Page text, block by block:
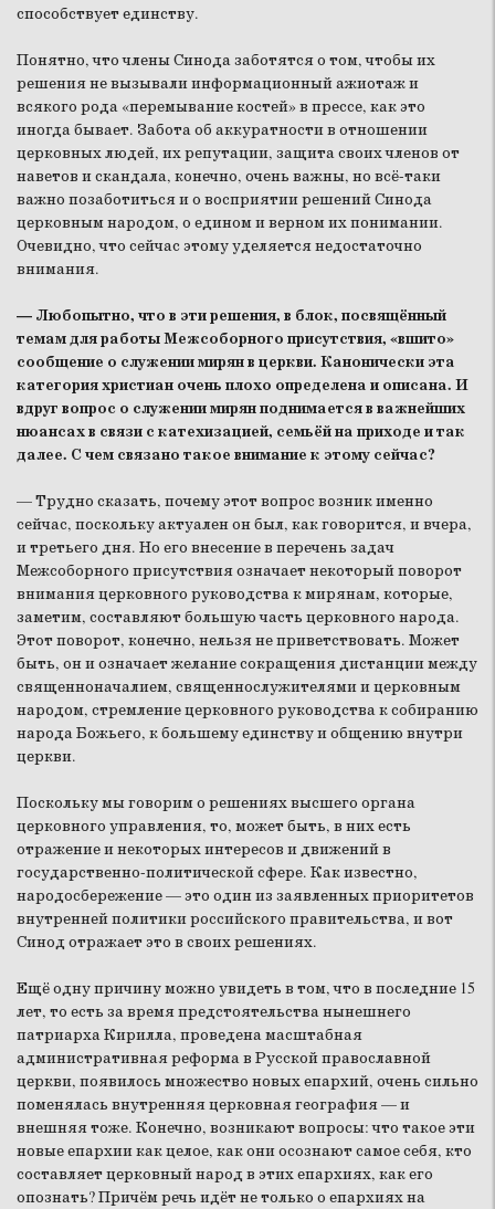
способствует единству.
Понятно, что члены Синода заботятся о том, чтобы их
решения не вызывали информационный ажиотаж и
всякого рода «перемывание костей» в прессе, как это
иногда бывает. Забота об аккуратности в отношении
церковных людей, их репутации, защита своих членов от
наветов и скандала, конечно, очень важны, но всё-таки
важно позаботиться и о восприятии решений Синода
церковным народом, о едином и верном их понимании.
Очевидно, что сейчас этому уделяется недостаточно
внимания.
— Любопытно, что в эти решения, в блок, посвящённый
темам для работы Межсоборного присутствия, «вшито»
сообщение о служении мирян в церкви. Канонически эта
категория христиан очень плохо определена и описана. И
вдруг вопрос о служении мирян поднимается в важнейших
нюансах в связи с катехизацией, семьёй на приходе и так
далее. С чем связано такое внимание к этому сейчас?
— Трудно сказать, почему этот вопрос возник именно
сейчас, поскольку актуален он был, как говорится, и вчера,
и третьего дня. Но его внесение в перечень задач
Межсоборного присутствия означает некоторый поворот
внимания церковного руководства к мирянам, которые,
заметим, составляют большую часть церковного народа.
Этот поворот, конечно, нельзя не приветствовать. Может
быть, он и означает желание сокращения дистанции между
священноначалием, священнослужителями и церковным
народом, стремление церковного руководства к собиранию
народа Божьего, к большему единству и общению внутри
церкви.
Поскольку мы говорим о решениях высшего органа
церковного управления, то, может быть, в них есть
отражение и некоторых интересов и движений в
государственно-политической сфере. Как известно,
народосбережение — это один из заявленных приоритетов
внутренней политики российского правительства, и вот
Синод отражает это в своих решениях.
Ещё одну причину можно увидеть в том, что в последние 15
лет, то есть за время предстоятельства нынешнего
патриарха Кирилла, проведена масштабная
административная реформа в Русской православной
церкви, появилось множество новых епархий, очень сильно
поменялась внутренняя церковная география — и
внешняя тоже. Конечно, возникают вопросы: что такое эти
новые епархии как целое, как они осознают самое себя, кто
составляет церковный народ в этих епархиях, как его
опознать? Причём речь идёт не только о епархиях на